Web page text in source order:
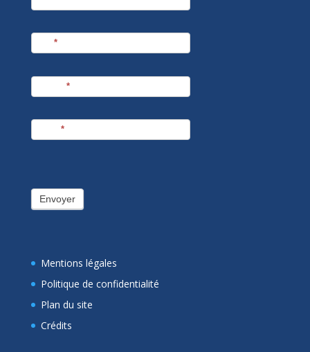
*
*
*
Envoyer
Mentions légales
Politique de confidentialité
Plan du site
Crédits